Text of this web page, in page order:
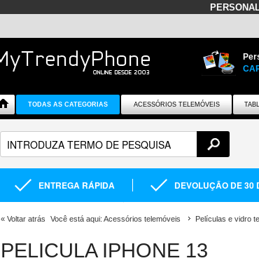
TODAS AS CATEGORIAS ACESSÓRIOS TELEMÓVEIS
ENTREGA RÁPIDA DEVOLUÇÃO DE 30
« Voltar atrás Você está aqui: Acessórios telemóveis Películas e vidro
PELICULA IPHONE 13